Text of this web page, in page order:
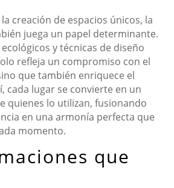
creación de espacios únicos, la
juega un papel determinante.
y técnicas de diseño
refleja un compromiso con el
que también enriquece el
cada lugar se convierte en un
quienes lo utilizan, fusionando
en una armonía perfecta que
momento.
que